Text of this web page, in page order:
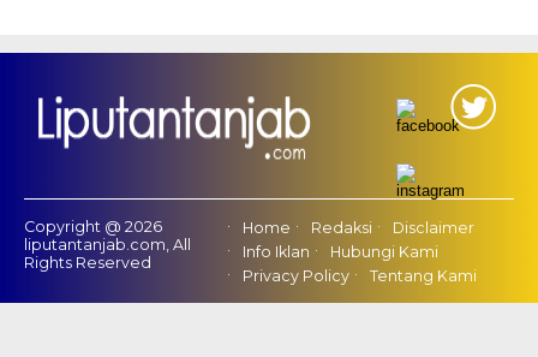
Copyright @ 2026
liputantanjab.com, All
Rights Reserved
Home Redaksi
Disclaimer
Info Iklan
Hubungi Kami
Privacy Policy
Tentang Kami